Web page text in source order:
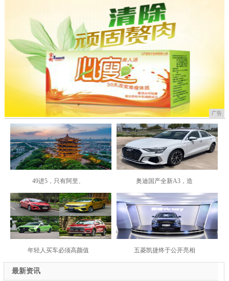
广告
49进5，只有阿里、 奥迪国产全新A3，造
年轻人买车必须高颜值 五菱凯捷终于公开亮相
最新资讯